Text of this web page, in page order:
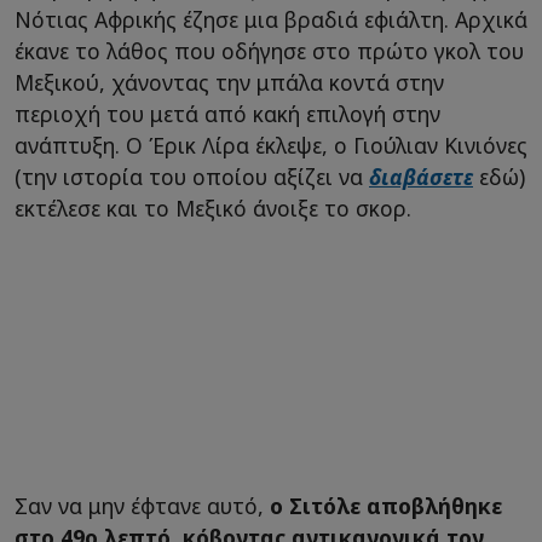
Νότιας Αφρικής έζησε μια βραδιά εφιάλτη. Αρχικά
έκανε το λάθος που οδήγησε στο πρώτο γκολ του
Μεξικού, χάνοντας την μπάλα κοντά στην
περιοχή του μετά από κακή επιλογή στην
ανάπτυξη. Ο Έρικ Λίρα έκλεψε, ο Γιούλιαν Κινιόνες
(την ιστορία του οποίου αξίζει να διαβάσετε εδώ)
εκτέλεσε και το Μεξικό άνοιξε το σκορ.
Σαν να μην έφτανε αυτό, ο Σιτόλε αποβλήθηκε